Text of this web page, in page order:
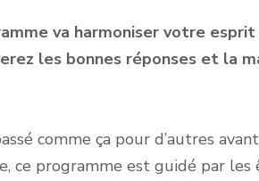
va harmoniser votre
les bonnes réponses et la
comme ça pour d’autres
ce programme est guidé par les